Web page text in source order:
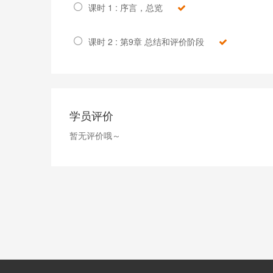
课时 1 : 序言，总览
课时 2 : 第9章 总结和评价阶段
学员评价
暂无评价哦～